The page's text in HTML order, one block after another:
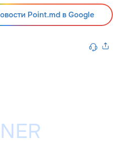
Point.md в Google